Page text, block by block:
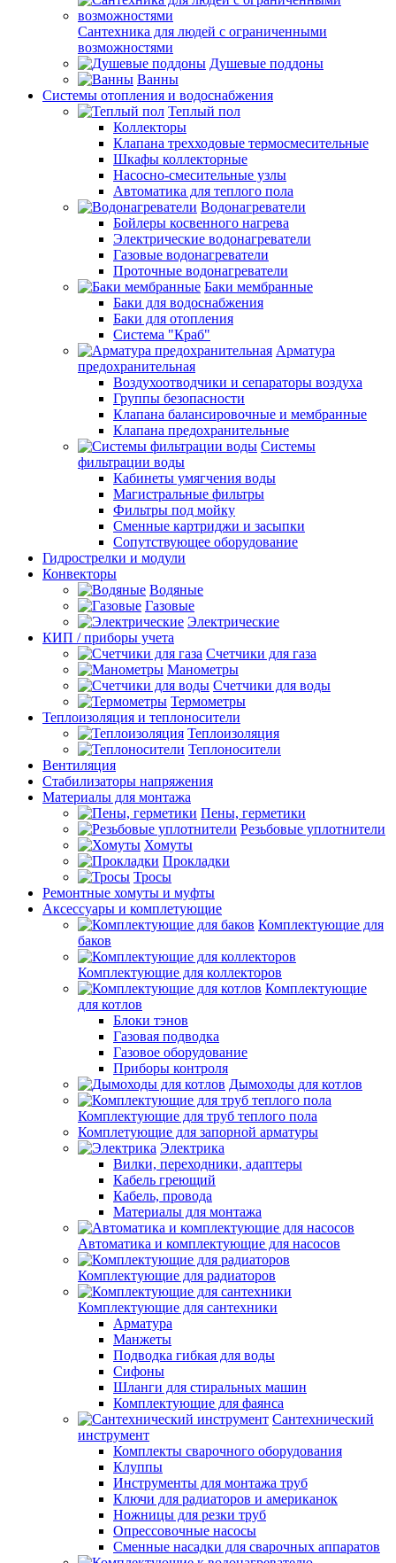
Сантехника для людей с ограниченными
возможностями
Душевые поддоны
Ванны
Системы отопления и водоснабжения
Теплый пол
Коллекторы
Клапана трехходовые термосмесительные
Шкафы коллекторные
Насосно-смесительные узлы
Автоматика для теплого пола
Водонагреватели
Бойлеры косвенного нагрева
Электрические водонагреватели
Газовые водонагреватели
Проточные водонагреватели
Баки мембранные
Баки для водоснабжения
Баки для отопления
Система "Краб"
Арматура
предохранительная
Воздухоотводчики и сепараторы воздуха
Группы безопасности
Клапана балансировочные и мембранные
Клапана предохранительные
Системы
фильтрации воды
Кабинеты умягчения воды
Магистральные фильтры
Фильтры под мойку
Сменные картриджи и засыпки
Сопутствующее оборудование
Гидрострелки и модули
Конвекторы
Водяные
Газовые
Электрические
КИП / приборы учета
Счетчики для газа
Манометры
Счетчики для воды
Термометры
Теплоизоляция и теплоносители
Теплоизоляция
Теплоносители
Вентиляция
Стабилизаторы напряжения
Материалы для монтажа
Пены, герметики
Резьбовые уплотнители
Хомуты
Прокладки
Тросы
Ремонтные хомуты и муфты
Аксессуары и комплетующие
Комплектующие для
баков
Комплектующие для коллекторов
Комплектующие
для котлов
Блоки тэнов
Газовая подводка
Газовое оборудование
Приборы контроля
Дымоходы для котлов
Комплектующие для труб теплого пола
Комплетующие для запорной арматуры
Электрика
Вилки, переходники, адаптеры
Кабель греющий
Кабель, провода
Материалы для монтажа
Автоматика и комплектующие для насосов
Комплектующие для радиаторов
Комплектующие для сантехники
Арматура
Манжеты
Подводка гибкая для воды
Сифоны
Шланги для стиральных машин
Комплектующие для фаянса
Сантехнический
инструмент
Комплекты сварочного оборудования
Клуппы
Инструменты для монтажа труб
Ключи для радиаторов и американок
Ножницы для резки труб
Опрессовочные насосы
Сменные насадки для сварочных аппаратов